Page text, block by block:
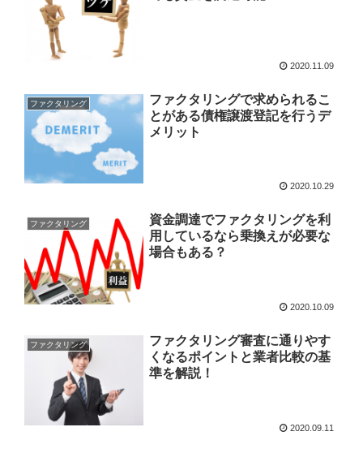
2020.11.09
ファクタリング
ファクタリングで求められるこ
とがある債権譲渡登記を行うデ
メリット
2020.10.29
ファクタリング
資金調達でファクタリングを利
用しているなら乗換えが必要な
場合もある？
2020.10.09
ファクタリング
ファクタリング審査に通りやす
くなるポイントと業者比較の基
準を解説！
2020.09.11